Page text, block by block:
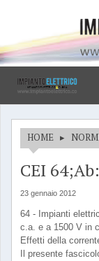
HOME ▸
CEI
23 gennaio 2012
64 - Impianti
c.a. e a 1500 V in
Effetti della
Il presente